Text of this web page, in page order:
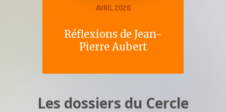
AVRIL 2026
Réflexions de Jean-
Pierre Aubert
Les dossiers du Cercle